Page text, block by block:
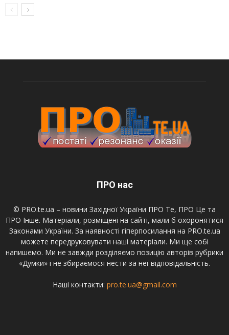
ПРО нас
© PRO.te.ua – новини Західної України ПРО Те, ПРО Це та
ПРО Інше. Матеріали, розміщені на сайті, мали б охоронятися
Законами України. За наявності гіперпосилання на PRO.te.ua
можете передруковувати наші матеріали. Ми ще собі
напишемо. Ми не завжди розділяємо позицію авторів рубрики
«Думки» і не збираємося нести за неї відповідальність.
Наші контакти: pro.te.ua@gmail.com